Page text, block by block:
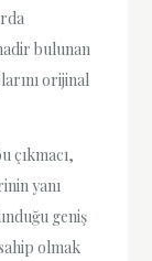
bulunan
orijinal
çıkmacı,
yanı
geniş
olmak